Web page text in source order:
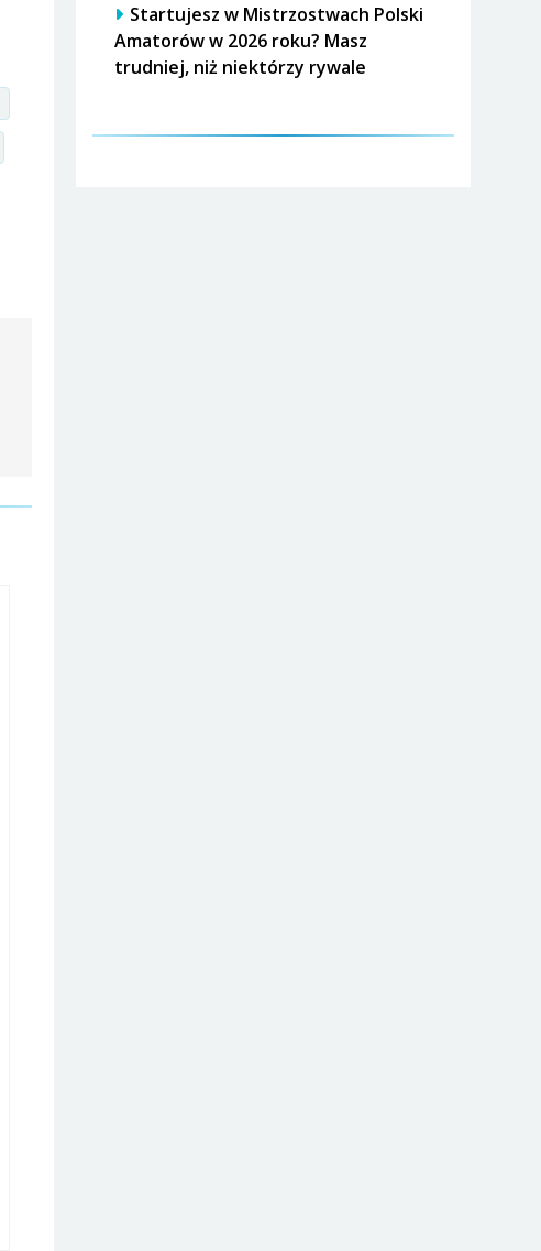
Startujesz w Mistrzostwach Polski
Amatorów w 2026 roku? Masz
trudniej, niż niektórzy rywale